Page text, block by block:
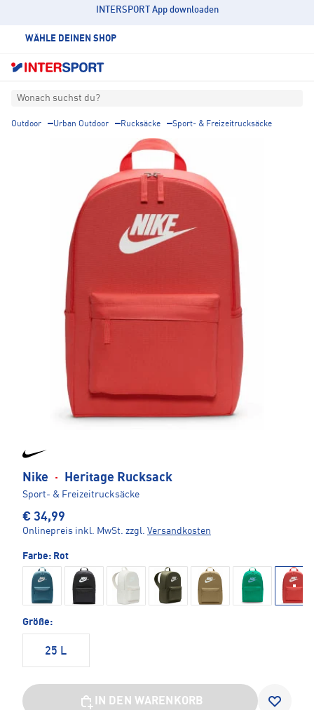
INTERSPORT App downloaden
WÄHLE DEINEN SHOP
Wonach suchst du?
Outdoor Urban Outdoor Rucksäcke Sport- & Freizeitrucksäcke
Nike · Heritage Rucksack
Sport- & Freizeitrucksäcke
€ 34,99
Onlinepreis inkl. MwSt. zzgl. Versandkosten
Farbe: Rot
Größe:
25 L
IN DEN WARENKORB